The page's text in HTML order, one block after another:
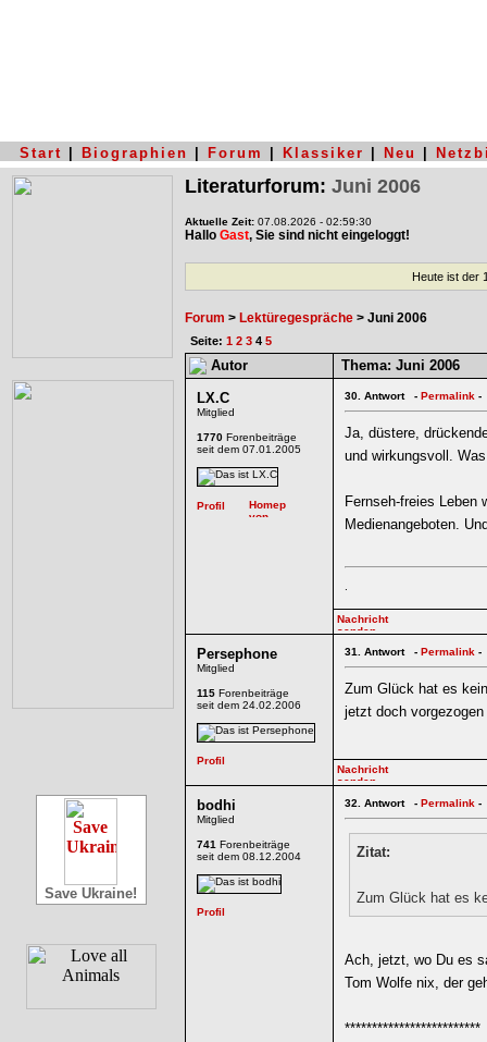
Start Biographien Forum Klassiker Neu
Save Ukraine!
Literaturforum: Juni 2006
Aktuelle Zeit: 07.08.2026 - 02:59:30
Hallo Gast, Sie sind nicht eingeloggt!
Heute ist der
Forum > Lektüregespräche > Juni 2006
Seite: 1 2 3 4 5
Autor Thema: Juni 2006
LX.C
Mitglied
1770 Forenbeiträge
seit dem 07.01.2005
30. Antwort - Permalink -
Ja, düstere,
und wirkungsvoll.
Fernseh-freies Leben
Medienangeboten.
.
Persephone
Mitglied
115 Forenbeiträge
seit dem 24.02.2006
31. Antwort - Permalink -
Zum Glück hat es
jetzt doch
bodhi
Mitglied
741 Forenbeiträge
seit dem 08.12.2004
32. Antwort - Permalink -
Zitat:
Zum Glück hat es
Ach, jetzt, wo Du es
Tom Wolfe nix, der
*************************